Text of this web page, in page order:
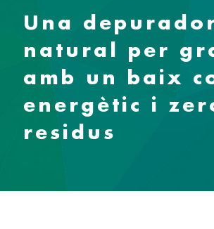
Una
natural per
amb un baix
energètic i
residus